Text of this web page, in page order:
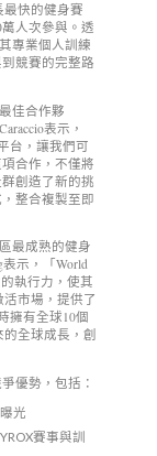
最快的健身賽
人次參與。透
專業個人訓練
競賽的完整路
佳合作夥
表示，
台，讓我們可
合作，不僅將
創造了新的挑
整合複製至即
最成熟的健身
表示，「World
執行力，使其
市場，提供了
擁有全球10個
全球成長，創
優勢，包括：
光
賽事與訓